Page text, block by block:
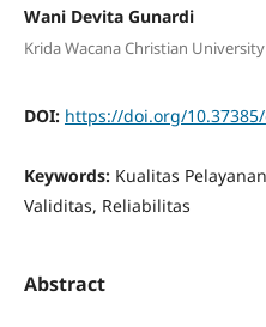
Wani Devita Gunardi
Krida Wacana Christian University
DOI: https://doi.org/
Keywords: Kualitas
Validitas, Reliabilitas
Abstract